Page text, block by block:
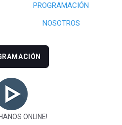
PROGRAMACIÓN
NOSOTROS
ONLINE!